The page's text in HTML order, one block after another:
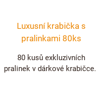
Luxusní krabička s
pralinkami 80ks
80 kusů exkluzivních
pralinek v dárkové krabičce.